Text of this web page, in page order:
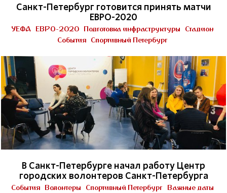
Санкт-Петербург готовится принять матчи
ЕВРО-2020
УЕФА ЕВРО-2020 Подготовка инфраструктуры
Стадион
События Спортивный Петербург
В Санкт-Петербурге начал работу Центр
городских волонтеров Санкт-Петербурга
События Волонтеры Спортивный Петербург Важные даты